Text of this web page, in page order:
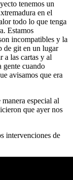
tenemos un
en el
todo lo que tenga
Estamos
incompatibles y la
de git en un lugar
a las cartas y al
gente cuando
avisamos que era
especial al
que ayer nos
intervenciones de